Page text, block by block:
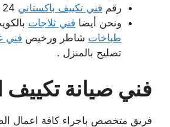
رقم فني تكييف باكستاني
ونحن أيضا فني ثلاجات
طباخات شاطر ورخيص فني
تصليح بالمنزل .
فني صيانة تكييف
فريق متخصص باجراء كافة اعمال